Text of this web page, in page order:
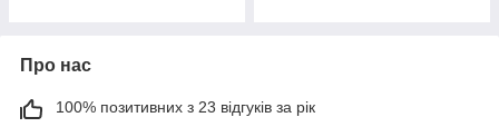
Про нас
100% позитивних з 23 відгуків за рік